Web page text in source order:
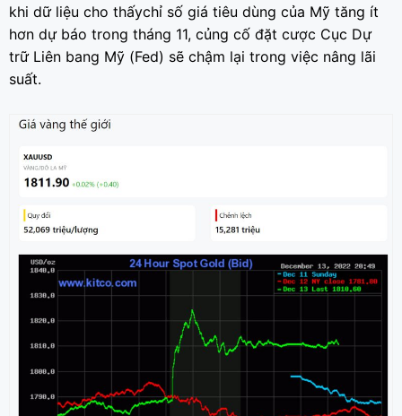
khi dữ liệu cho thấychỉ số giá tiêu dùng của Mỹ tăng ít
hơn dự báo trong tháng 11, củng cố đặt cược Cục Dự
trữ Liên bang Mỹ (Fed) sẽ chậm lại trong việc nâng lãi
suất.